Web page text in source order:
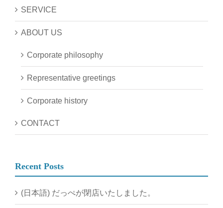
SERVICE
ABOUT US
Corporate philosophy
Representative greetings
Corporate history
CONTACT
Recent Posts
(日本語) だっぺが閉店いたしました。